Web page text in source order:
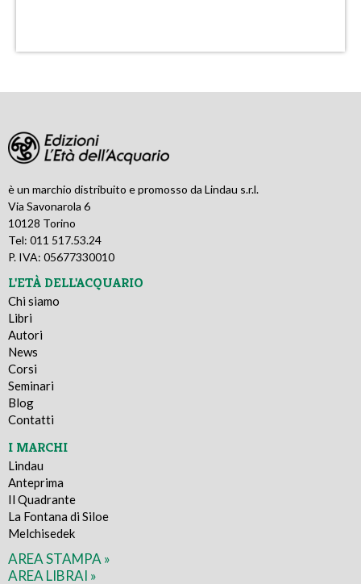
è un marchio distribuito e promosso da Lindau s.r.l.
Via Savonarola 6
10128 Torino
Tel: 011 517.53.24
P. IVA: 05677330010
L'ETÀ DELL'ACQUARIO
Chi siamo
Libri
Autori
News
Corsi
Seminari
Blog
Contatti
I MARCHI
Lindau
Anteprima
Il Quadrante
La Fontana di Siloe
Melchisedek
AREA STAMPA »
AREA LIBRAI »